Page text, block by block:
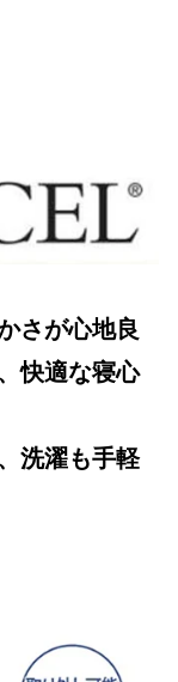
さが心地良
快適な寝心
洗濯も手軽